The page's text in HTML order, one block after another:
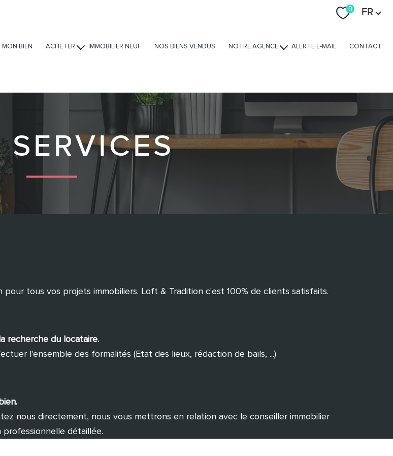
0 Langue
FR
MON BIEN ACHETER IMMOBILIER NEUF NOS BIENS VENDUS NOTRE AGENCE
L'équipe
Nous rejoindre
ALERTE E-MAIL CONTACT
SERVICES
tous vos projets immobiliers. Loft & Tradition c'est 100% de clients satisfaits.
recherche du locataire.
l'ensemble des formalités (Etat des lieux, rédaction de bails, ...)
nous directement, nous vous mettrons en relation avec le conseiller immobilier
détaillée.